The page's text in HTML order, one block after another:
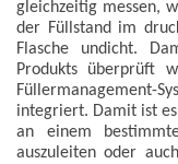
gleichzeitig messen,
der Füllstand im
Flasche undicht.
Produkts überprüft
Füllermanagement-
integriert. Damit ist
an einem
auszuleiten oder